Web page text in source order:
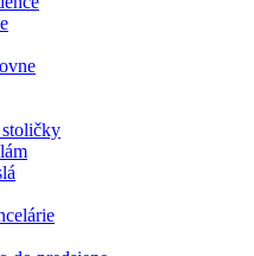
stoličky